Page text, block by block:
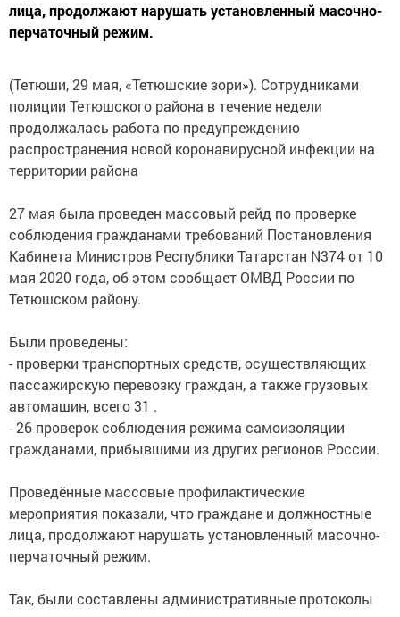
лица, продолжают нарушать установленный масочно-
перчаточный режим.
(Тетюши, 29 мая, «Тетюшские зори»). Сотрудниками
полиции Тетюшского района в течение недели
продолжалась работа по предупреждению
распространения новой коронавирусной инфекции на
территории района
27 мая была проведен массовый рейд по проверке
соблюдения гражданами требований Постановления
Кабинета Министров Республики Татарстан N374 от 10
мая 2020 года, об этом сообщает ОМВД России по
Тетюшском району.
Были проведены:
- проверки транспортных средств, осуществляющих
пассажирскую перевозку граждан, а также грузовых
автомашин, всего 31 .
- 26 проверок соблюдения режима самоизоляции
гражданами, прибывшими из других регионов России.
Проведённые массовые профилактические
мероприятия показали, что граждане и должностные
лица, продолжают нарушать установленный масочно-
перчаточный режим.
Так, были составлены административные протоколы